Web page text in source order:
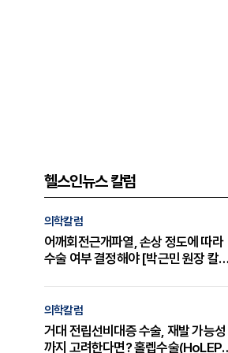
헬스인뉴스 칼럼
의학칼럼
어깨회전근개파열, 손상 정도에 따라
수술 여부 결정해야 [박근민 원장 칼
의학칼럼
거대 전립선비대증 수술, 재발 가능성
까지 고려한다면? 홀렙수술(HoLEP)